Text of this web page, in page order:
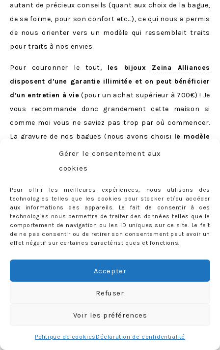
Gérer le consentement aux
cookies
Pour offrir les meilleures expériences, nous utilisons des
technologies telles que les cookies pour stocker et/ou accéder
aux informations des appareils. Le fait de consentir à ces
technologies nous permettra de traiter des données telles que le
comportement de navigation ou les ID uniques sur ce site. Le fait
de ne pas consentir ou de retirer son consentement peut avoir un
effet négatif sur certaines caractéristiques et fonctions.
Accepter
Refuser
Voir les préférences
Politique de cookies Déclaration de confidentialité
autant de précieux conseils (quant aux choix de la bague,
de sa forme, pour son confort etc…), ce qui nous a permis
de nous orienter vers un modèle qui ressemblait traits
pour traits à nos envies.
Pour couronner le tout, les bijoux Zeina Alliances
disposent d’une garantie illimitée et on peut bénéficier
d’un entretien à vie (pour un achat supérieur à 700€) ! Je
vous recommande donc grandement cette maison si
comme moi vous ne saviez pas trop par où commencer.
La gravure de nos bagues (nous avons choisi le modèle
) est elle-aussi gratuite, nous en avons bien
entendu profité pour inscrire quelques petits mots… qui